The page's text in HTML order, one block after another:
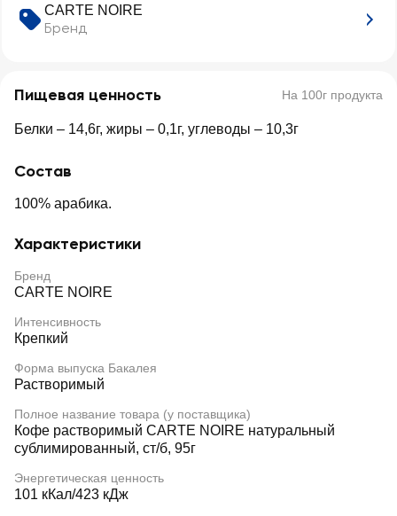
CARTE NOIRE
Бренд
Пищевая ценность На 100г продукта
Белки – 14,6г, жиры – 0,1г, углеводы – 10,3г
Состав
100% арабика.
Характеристики
Бренд
CARTE NOIRE
Интенсивность
Крепкий
Форма выпуска Бакалея
Растворимый
Полное название товара (у поставщика)
Кофе растворимый CARTE NOIRE натуральный
сублимированный, ст/б, 95г
Энергетическая ценность
101 кКал/423 кДж